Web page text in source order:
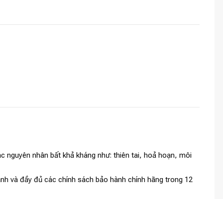
nguyên nhân bất khả kháng như: thiên tai, hoả hoạn, môi
và đầy đủ các chính sách bảo hành chính hãng trong 12